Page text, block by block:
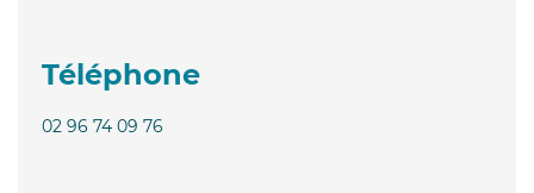
Téléphone
02 96 74 09 76